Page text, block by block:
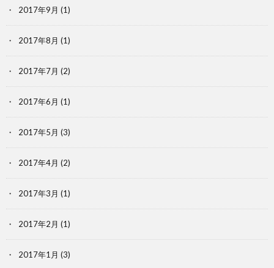
2017年9月 (1)
2017年8月 (1)
2017年7月 (2)
2017年6月 (1)
2017年5月 (3)
2017年4月 (2)
2017年3月 (1)
2017年2月 (1)
2017年1月 (3)